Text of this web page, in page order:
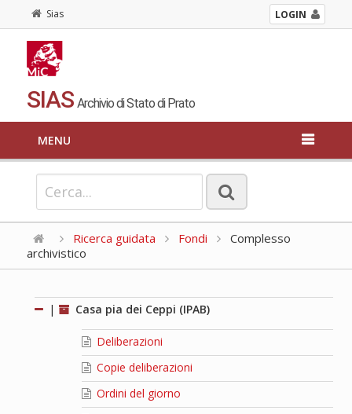
Sias LOGIN
SIAS Archivio di Stato di Prato
MENU
Ricerca guidata Fondi
Complesso
archivistico
| Casa pia dei Ceppi (IPAB)
Deliberazioni
Copie deliberazioni
Ordini del giorno